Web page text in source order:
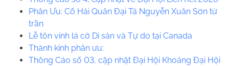
Phân Ưu: Cố Hải Quân Đại Tá Nguyễn Xuân Sơn từ
trần
Lễ tôn vinh lá cờ Di sản và Tự do tại Canada
​​Thành kính phân ưu:
Thông Cáo số 03, cập nhật Đại Hội Khoáng Đại Hội